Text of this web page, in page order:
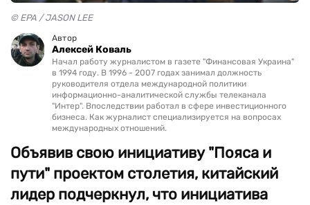
© EPA / JASON LEE
Автор
Алексей Коваль
Начал работу журналистом в газете "Финансовая Украина"
в 1994 году. В 1996 - 2007 годах занимал должность
руководителя отдела международной политики
информационно-аналитической службы телеканала
"Интер". Впоследствии работал в сфере инвестиционного
бизнеса. Как журналист специализируется на вопросах
международных отношений.
Объявив свою инициативу "Пояса и
пути" проектом столетия, китайский
лидер подчеркнул, что инициатива